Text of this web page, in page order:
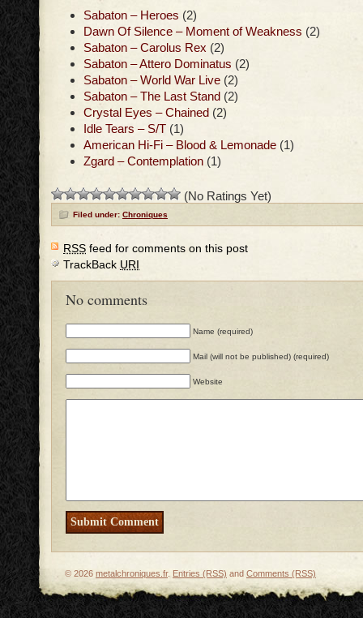
Sabaton – Heroes (2)
Dawn Of Silence – Moment of Weakness (2)
Sabaton – Carolus Rex (2)
Sabaton – Attero Dominatus (2)
Sabaton – World War Live (2)
Sabaton – The Last Stand (2)
Crystal Eyes – Chained (2)
Idle Tears – S/T (1)
American Hi-Fi – Blood & Lemonade (1)
Zgard – Contemplation (1)
(No Ratings Yet)
Filed under: Chroniques
RSS feed for comments on this post
TrackBack URI
No comments
Name (required)
Mail (will not be published) (required)
Website
© 2026 metalchroniques.fr. Entries (RSS) and Comments (RSS)